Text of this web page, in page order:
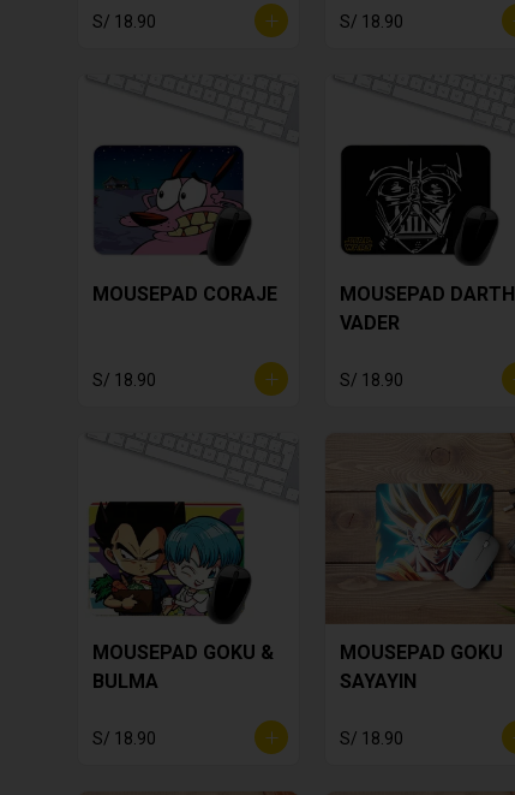
S/ 18.90 S/ 18.90
MOUSEPAD CORAJE
S/ 18.90
MOUSEPAD DARTH
VADER
S/ 18.90
MOUSEPAD GOKU &
BULMA
S/ 18.90
MOUSEPAD GOKU
SAYAYIN
S/ 18.90